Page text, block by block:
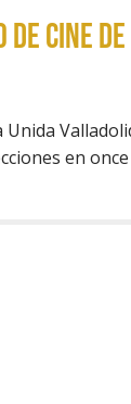
cine
en